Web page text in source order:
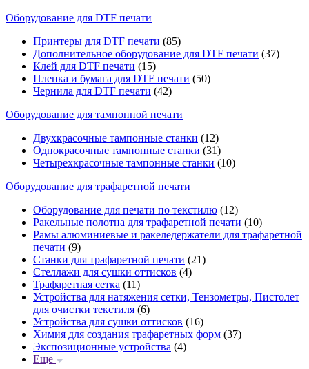
Оборудование для DTF печати
Принтеры для DTF печати (85)
Дополнительное оборудование для DTF печати (37)
Клей для DTF печати (15)
Пленка и бумага для DTF печати (50)
Чернила для DTF печати (42)
Оборудование для тампонной печати
Двухкрасочные тампонные станки (12)
Однокрасочные тампонные станки (31)
Четырехкрасочные тампонные станки (10)
Оборудование для трафаретной печати
Оборудование для печати по текстилю (12)
Ракельные полотна для трафаретной печати (10)
Рамы алюминиевые и ракеледержатели для трафаретной
печати (9)
Станки для трафаретной печати (21)
Стеллажи для сушки оттисков (4)
Трафаретная сетка (11)
Устройства для натяжения сетки, Тензометры, Пистолет
для очистки текстиля (6)
Устройства для сушки оттисков (16)
Химия для создания трафаретных форм (37)
Экспозиционные устройства (4)
Еще